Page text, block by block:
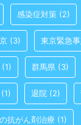
感染症対策 (2)
(3) 東京緊急
(1) 群馬県 (3)
(1) 退院 (2)
抗がん剤治療 (1)